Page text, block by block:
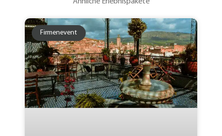
Firmenevent